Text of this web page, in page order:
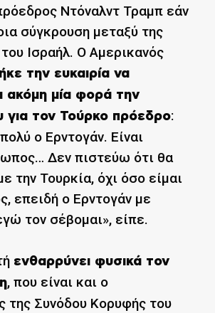
Ντόναλντ Τραμπ εάν
σύγκρουση μεταξύ της
Ισραήλ. Ο Αμερικανός
την ευκαιρία να
ακόμη μία φορά την
για τον Τούρκο πρόεδρο:
ο Ερντογάν. Είναι
Δεν πιστεύω ότι θα
την Τουρκία, όχι όσο είμαι
επειδή ο Ερντογάν με
τον σέβομαι», είπε.
ενθαρρύνει φυσικά τον
, που είναι και ο
της Συνόδου Κορυφής του